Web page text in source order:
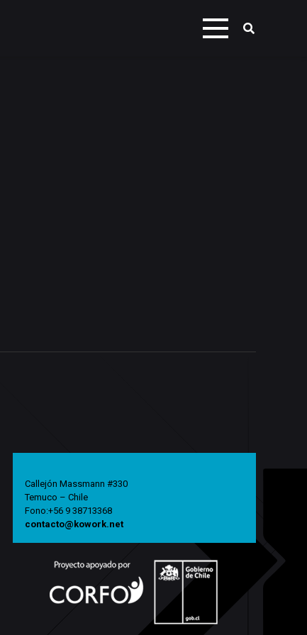
Callejón Massmann #330
Temuco – Chile
Fono:+56 9 38713368
contacto@kowork.net